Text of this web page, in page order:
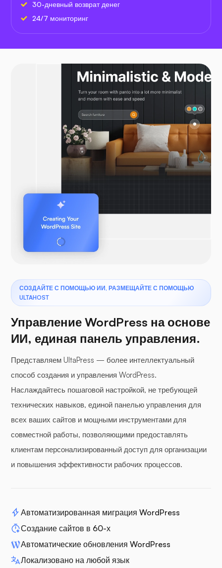
30-дневный возврат денег
24/7 мониторинг
СОЗДАЙТЕ С ПОМОЩЬЮ ИИ, РАЗМЕЩАЙТЕ С ПОМОЩЬЮ
ULTAHOST
Управление WordPress на основе
ИИ, единая панель управления.
Представляем UltaPress — более интеллектуальный
способ создания и управления WordPress.
Наслаждайтесь пошаговой настройкой, не требующей
технических навыков, единой панелью управления для
всех ваших сайтов и мощными инструментами для
совместной работы, позволяющими предоставлять
клиентам персонализированный доступ для организации
и повышения эффективности рабочих процессов.
Автоматизированная миграция WordPress
Создание сайтов в 60-х
Автоматические обновления WordPress
Локализовано на любой язык